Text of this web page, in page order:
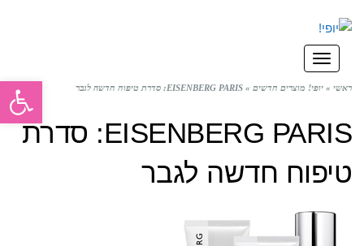
תפריט
ראשי » יופי! מוצרים חדשים » EISENBERG PARIS: סדרת טיפוח חדשה לגבר
EISENBERG PARIS: סדרת
טיפוח חדשה לגבר
פתח